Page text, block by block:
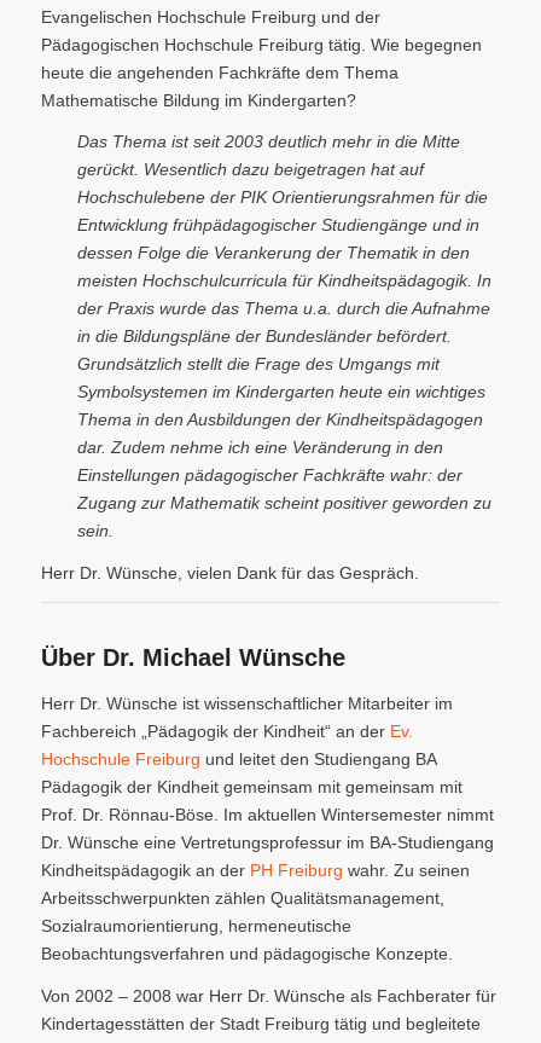
Evangelischen Hochschule Freiburg und der
Pädagogischen Hochschule Freiburg tätig. Wie begegnen
heute die angehenden Fachkräfte dem Thema
Mathematische Bildung im Kindergarten?
Das Thema ist seit 2003 deutlich mehr in die Mitte
gerückt. Wesentlich dazu beigetragen hat auf
Hochschulebene der PIK Orientierungsrahmen für die
Entwicklung frühpädagogischer Studiengänge und in
dessen Folge die Verankerung der Thematik in den
meisten Hochschulcurricula für Kindheitspädagogik. In
der Praxis wurde das Thema u.a. durch die Aufnahme
in die Bildungspläne der Bundesländer befördert.
Grundsätzlich stellt die Frage des Umgangs mit
Symbolsystemen im Kindergarten heute ein wichtiges
Thema in den Ausbildungen der Kindheitspädagogen
dar. Zudem nehme ich eine Veränderung in den
Einstellungen pädagogischer Fachkräfte wahr: der
Zugang zur Mathematik scheint positiver geworden zu
sein.
Herr Dr. Wünsche, vielen Dank für das Gespräch.
Über Dr. Michael Wünsche
Herr Dr. Wünsche ist wissenschaftlicher Mitarbeiter im
Fachbereich „Pädagogik der Kindheit“ an der Ev.
Hochschule Freiburg und leitet den Studiengang BA
Pädagogik der Kindheit gemeinsam mit gemeinsam mit
Prof. Dr. Rönnau-Böse. Im aktuellen Wintersemester nimmt
Dr. Wünsche eine Vertretungsprofessur im BA-Studiengang
Kindheitspädagogik an der PH Freiburg wahr. Zu seinen
Arbeitsschwerpunkten zählen Qualitätsmanagement,
Sozialraumorientierung, hermeneutische
Beobachtungsverfahren und pädagogische Konzepte.
Von 2002 – 2008 war Herr Dr. Wünsche als Fachberater für
Kindertagesstätten der Stadt Freiburg tätig und begleitete